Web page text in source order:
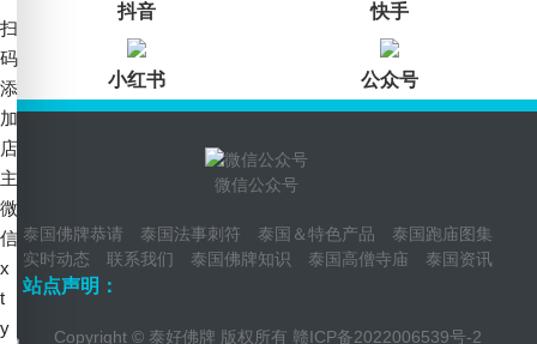
抖音 快手
小红书 公众号
微信公众号
泰国佛牌恭请 泰国法事刺符 泰国＆特色产品
泰国跑庙图集
实时动态
联系我们 泰国佛牌知识 泰国高僧寺庙 泰国资讯
站点声明：
Copyright © 泰好佛牌 版权所有 赣ICP备2022006539号-2
扫
码
添
加
店
主
微
信
x
t
y